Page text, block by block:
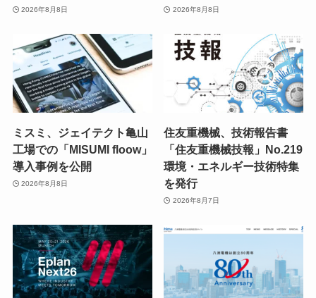
2026年8月8日 2026年8月8日
ミスミ、ジェイテクト亀山
工場での「MISUMI floow」
導入事例を公開
2026年8月8日
住友重機械、技術報告書
「住友重機械技報」No.219
環境・エネルギー技術特集
を発行
2026年8月7日